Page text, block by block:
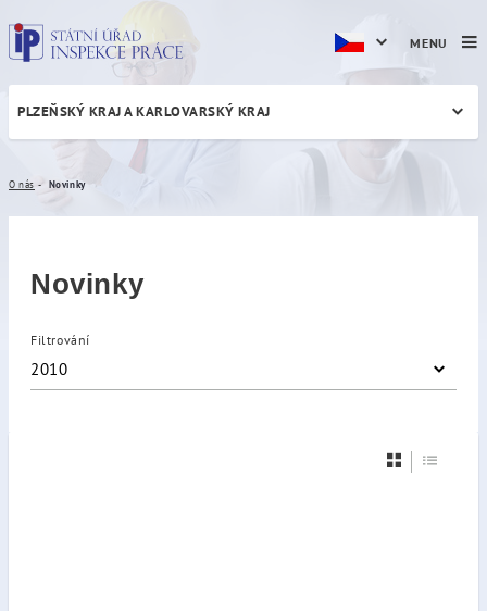
Novinky
PLZEŇSKÝ KRAJ A KARLOVARSKÝ KRAJ
O nás Novinky
Novinky
Filtrování
2010
MENU